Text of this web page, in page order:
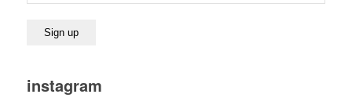
instagram